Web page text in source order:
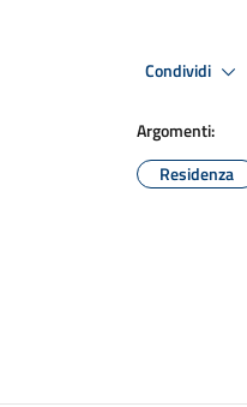
Condividi
Argomenti:
Residenza